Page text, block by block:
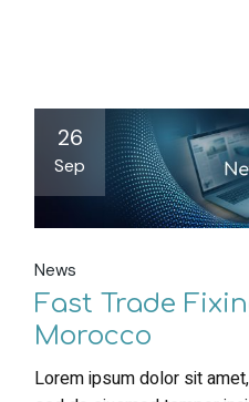
26
Sep
News
Fast Trade
Morocco
Lorem ipsum dolor sit